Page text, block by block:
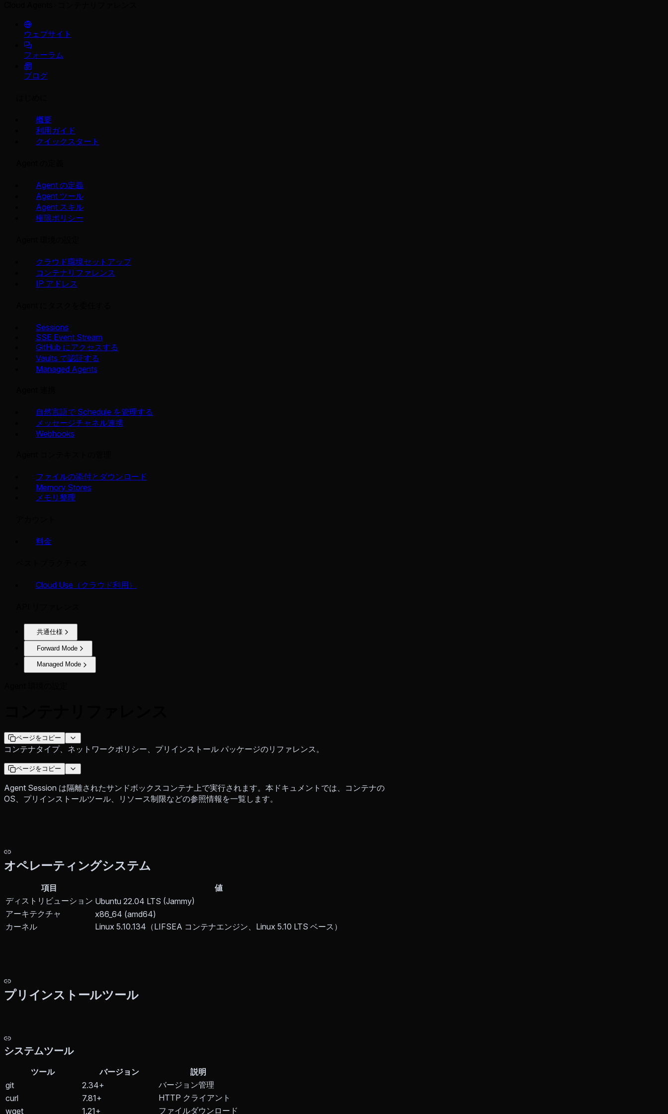
ウェブサイト
フォーラム
ブログ
概要
利用ガイド
クイックスタート
Agent の定義
Agent ツール
Agent スキル
権限ポリシー
クラウド環境セットアップ
コンテナリファレンス
IP アドレス
Sessions
SSE Event Stream
GitHub にアクセスする
Vaults で認証する
Managed Agents
自然言語で Schedule を管理する
メッセージチャネル連携
Webhooks
ファイルの添付とダウンロード
Memory Stores
メモリ整理
料金
Cloud Use（クラウド利用）
共通仕様
Forward Mode
Managed Mode
ページをコピー
コンテナタイプ、ネットワークポリシー、プリインストール パッケージのリファレンス。
ページをコピー
Agent Session は隔離されたサンドボックスコンテナ上で実行されます。本ドキュメントでは、コンテナの
OS、プリインストールツール、リソース制限などの参照情報を一覧します。
オペレーティングシステム
項目
値
ディストリビューション Ubuntu 22.04 LTS (Jammy)
アーキテクチャ
x86_64 (amd64)
カーネル
Linux 5.10.134（LIFSEA コンテナエンジン、Linux 5.10 LTS ベース）
プリインストールツール
システムツール
ツール バージョン
説明
git
2.34+
バージョン管理
curl
7.81+
HTTP クライアント
wget
1.21+ ファイルダウンロード